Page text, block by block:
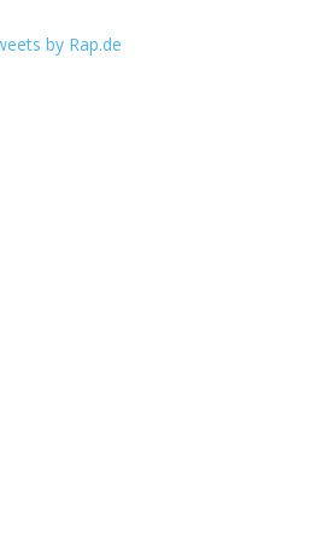
by Rap.de